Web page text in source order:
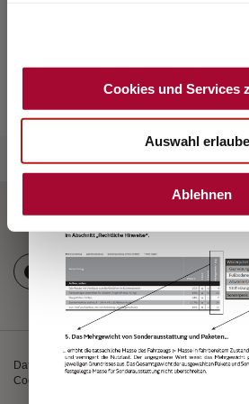
Cookies und Services
Auswahl
Ablehnen
Datenschutz Impressum
Cookies